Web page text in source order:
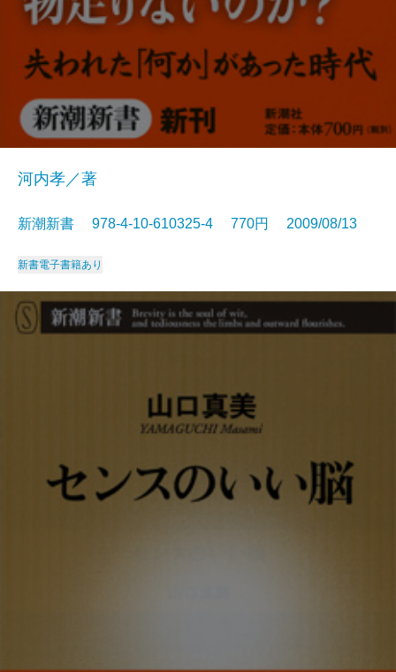
河内孝／著
新潮新書 978-4-10-610325-4 770円 2009/08/13
新書電子書籍あり